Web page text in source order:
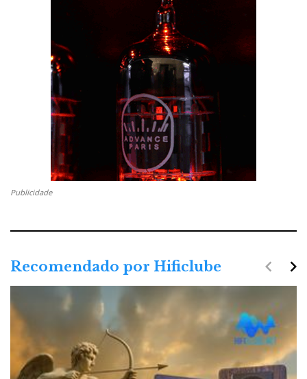
Publicidade
Recomendado por Hificlube navigate_next
navigate_before